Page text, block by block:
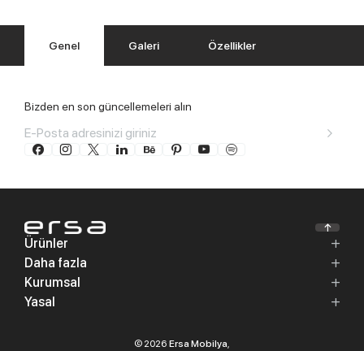
Genel Galeri Özellikler
Bizden en son güncellemeleri alın
Ürünler
Daha fazla
Kurumsal
Yasal
© 2026 Ersa Mobilya,